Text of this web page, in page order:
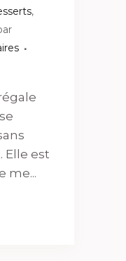
,
Elle est
me...